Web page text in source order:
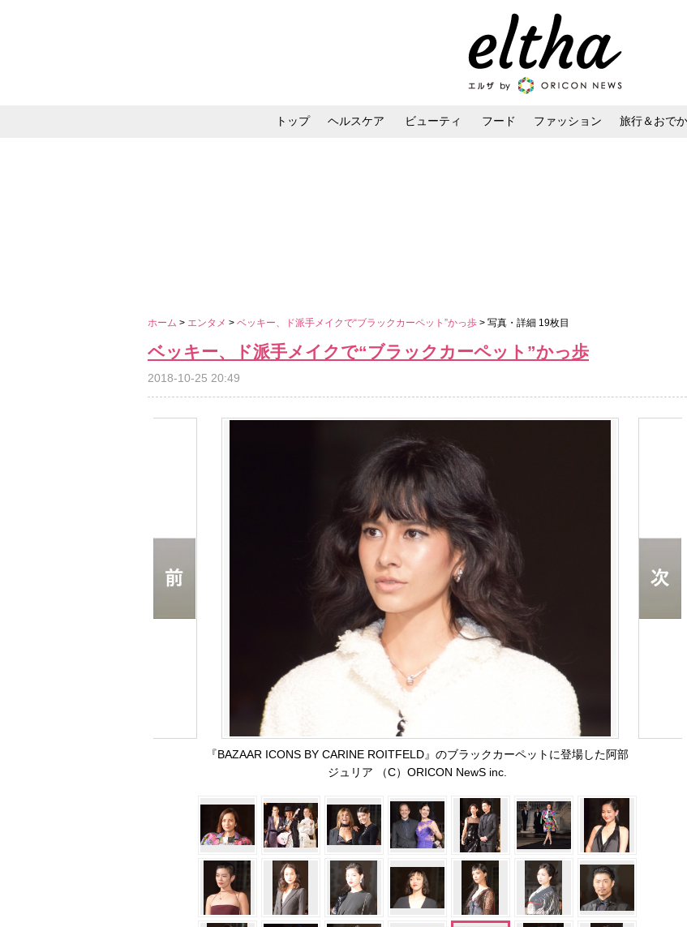
トップ ヘルスケア ビューティ フード ファッション 旅行＆おで
ホーム > エンタメ > ベッキー、ド派手メイクで“ブラックカーペット”かっ歩 > 写真・詳細 19枚目
ベッキー、ド派手メイクで“ブラックカーペット”かっ歩
2018-10-25 20:49
『BAZAAR ICONS BY CARINE ROITFELD』のブラックカーペットに登場した阿部
ジュリア （C）ORICON NewS inc.